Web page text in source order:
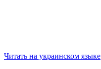
Читать на украинском языке